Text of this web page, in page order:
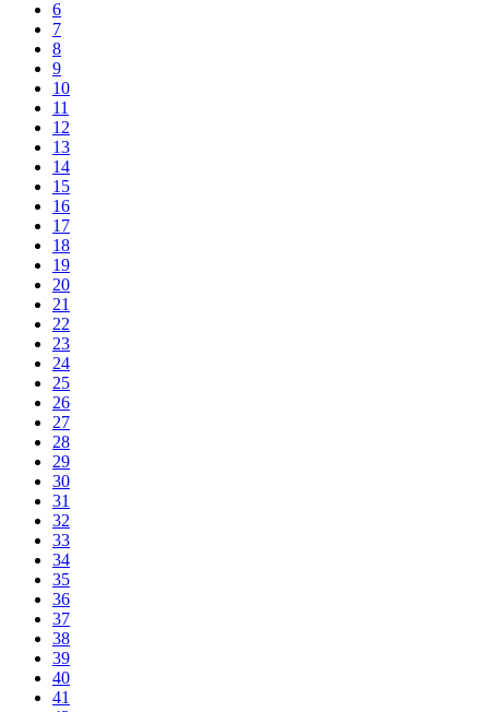
6
7
8
9
10
11
12
13
14
15
16
17
18
19
20
21
22
23
24
25
26
27
28
29
30
31
32
33
34
35
36
37
38
39
40
41